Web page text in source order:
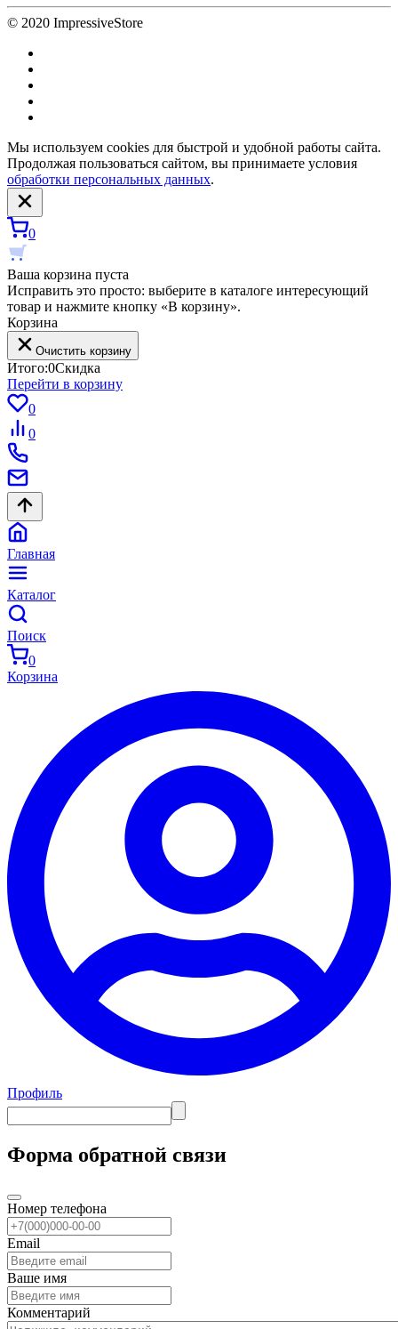
© 2020 ImpressiveStore
Мы используем cookies для быстрой и удобной работы сайта.
Продолжая пользоваться сайтом, вы принимаете условия
обработки персональных данных.
0
Ваша корзина пуста
Исправить это просто: выберите в каталоге интересующий
товар и нажмите кнопку «В корзину».
Корзина
Очистить корзину
Итого:0Скидка
Перейти в корзину
0
0
Главная
Каталог
Поиск
0
Корзина
Профиль
Форма обратной связи
Номер телефона
Email
Ваше имя
Комментарий